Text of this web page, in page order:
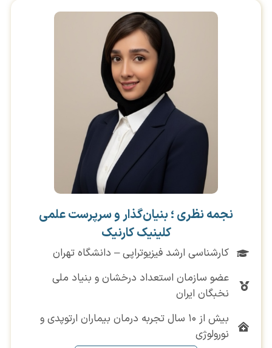
نجمه نظری ؛ بنیان‌گذار و سرپرست علمی
کلینیک کارنیک
کارشناسی ارشد فیزیوتراپی – دانشگاه تهران
عضو سازمان استعداد درخشان و بنیاد ملی
نخبگان ایران
بیش از ۱۰ سال تجربه درمان بیماران ارتوپدی و
نورولوژی